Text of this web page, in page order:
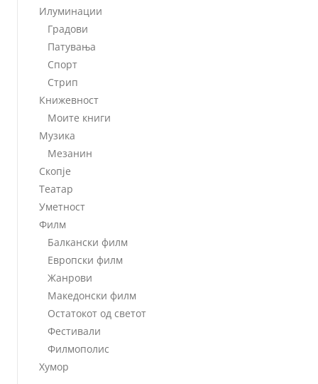
Илуминации
Градови
Патувања
Спорт
Стрип
Книжевност
Моите книги
Музика
Мезанин
Скопје
Театар
Уметност
Филм
Балкански филм
Европски филм
Жанрови
Македонски филм
Остатокот од светот
Фестивали
Филмополис
Хумор